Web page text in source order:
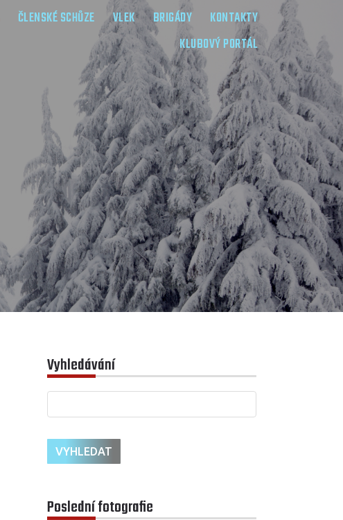
ČLENSKÉ SCHŮZE VLEK BRIGÁDY
KONTAKTY
KLUBOVÝ PORTÁL
Vyhledávání
Poslední fotografie